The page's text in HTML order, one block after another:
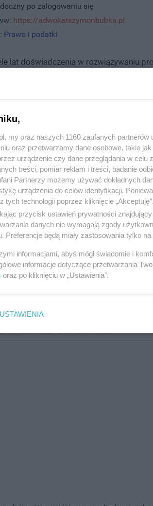
po zalogowaniu się
https://adwokatszymonbubka.pl
Prawo i podatki
lat doświadczenia w rozwiązywaniu
kompleksowe usługi prawne zarówno
zapewnia swoim klientom
doświadczeniem. Do specjalizacji
Kancelaria zajmuje się również
spadkowym, dochodzeniem
3211, wyświetleń: 1783
LOKALIZACJA NA MAPIE
my oraz naszych 1160 zaufanych
oraz przetwarzamy dane osobowe, takie
urządzenie czy dane przeglądania w celu
treści, pomiar reklam i treści, badanie
Partnerzy możemy używać dokładnych
urządzenia do celów identyfikacji.
tych technologii poprzez kliknięcie
przycisk ustawień prywatności
danych nie wymagają zgody
Preferencje będą miały zastosowania tylko na
informacjami, abyś mógł świadomie i
informacje dotyczące przetwarzania
oraz po kliknięciu w „Ustawienia”.
USTAWIENIA